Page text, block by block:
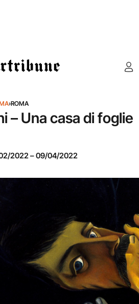
›ROMA
– Una casa di foglie
2022–09/04/2022